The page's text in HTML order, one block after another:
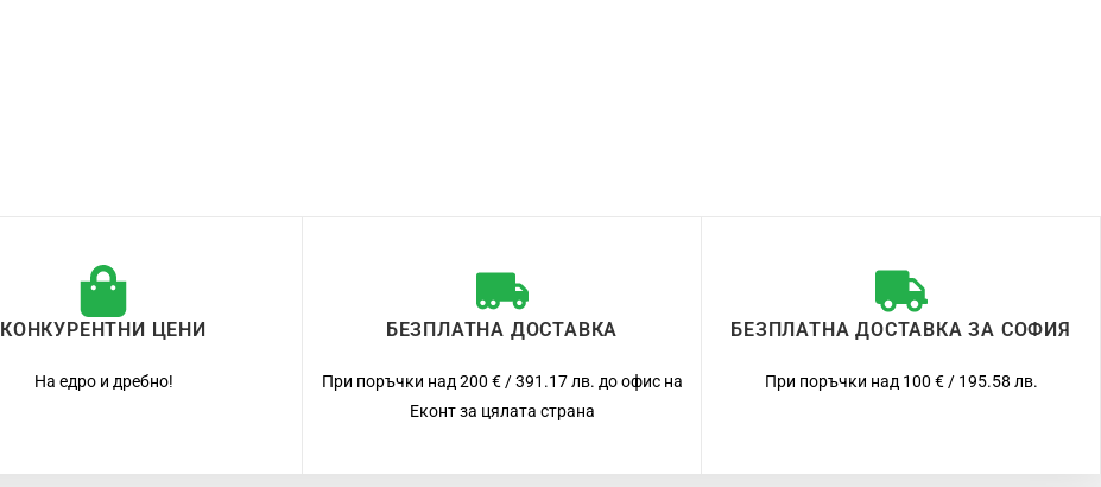
КОНКУРЕНТНИ ЦЕНИ
На едро и дребно!
БЕЗПЛАТНА ДОСТАВКА
При поръчки над 200 € / 391.17 лв. до офис на
Еконт за цялата страна
БЕЗПЛАТНА ДОСТАВКА ЗА СОФИЯ
При поръчки над 100 € / 195.58 лв.